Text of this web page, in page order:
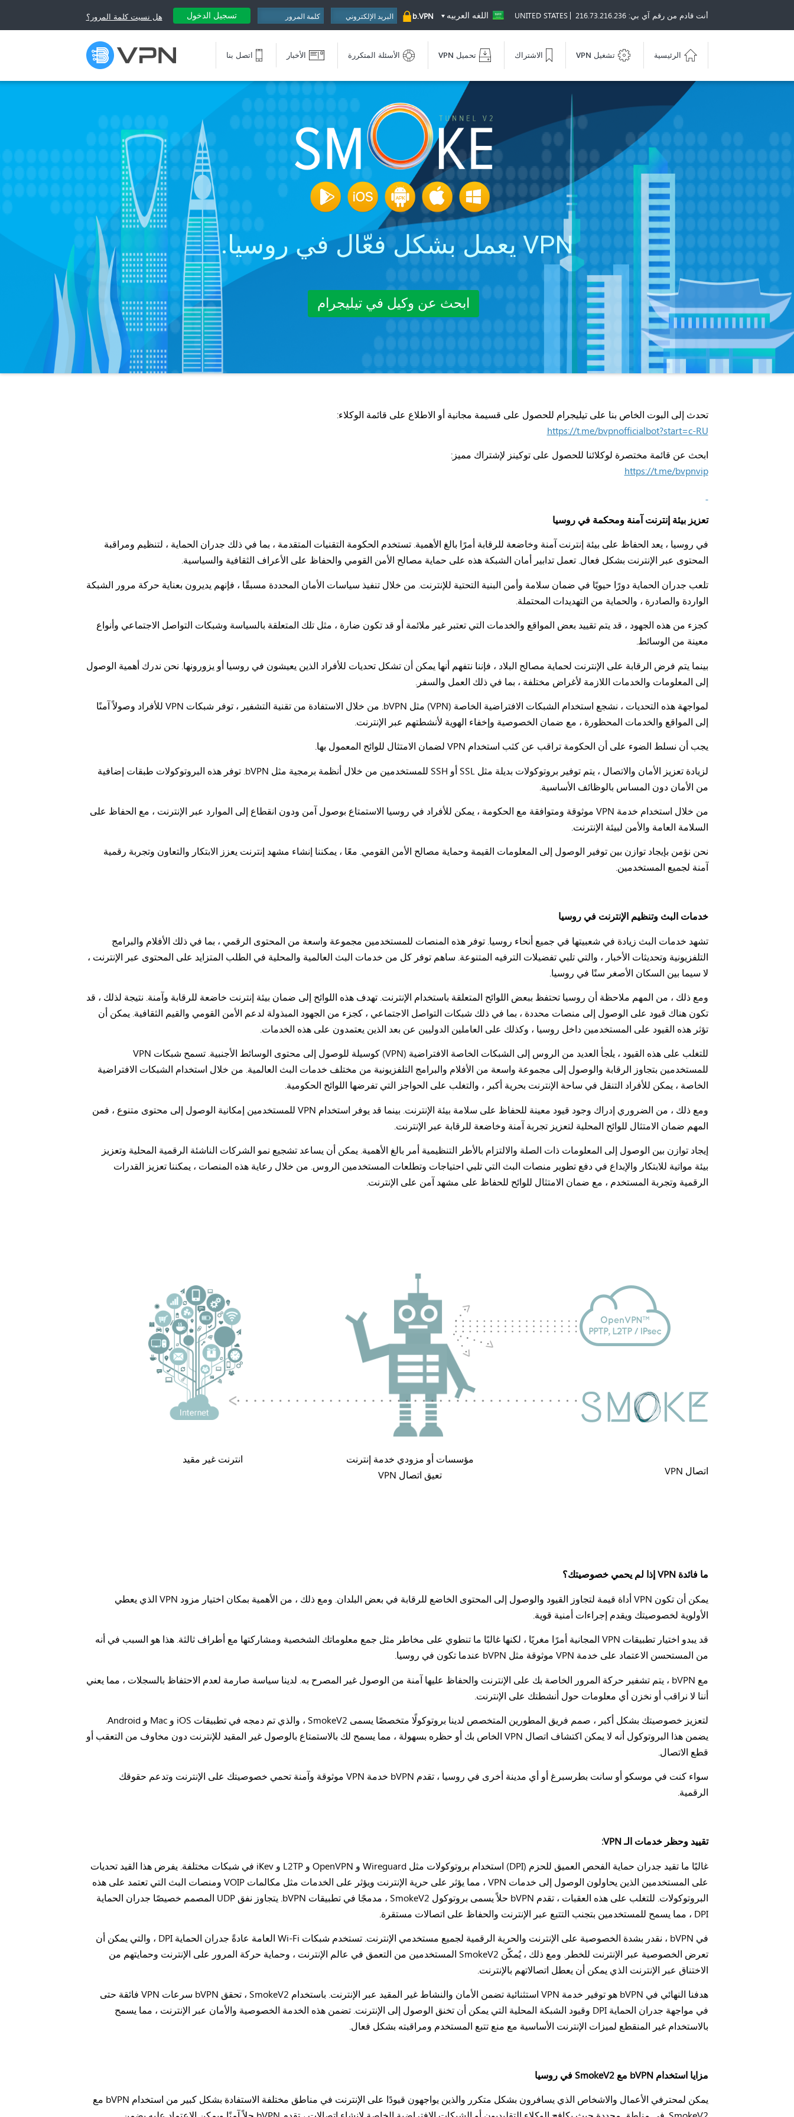
أنت قادم من رقم آي بي: 216.73.216.236 UNITED STATES اللغه العربيه b.VPN تسجيل الدخول هل نسيت كلمة المرور؟
الرئيسية تشغيل VPN الاشتراك تحميل VPN الأسئلة المتكررة الأخبار اتصل بنا
VPN يعمل بشكل فعّال في روسيا.
ابحث عن وكيل في تيليجرام
تحدث إلى البوت الخاص بنا على تيليجرام للحصول على قسيمة مجانية أو الاطلاع على قائمة الوكلاء:
https://t.me/bvpnofficialbot?start=c-RU
ابحث عن قائمة مختصرة لوكلائنا للحصول على توكينز لإشتراك مميز:
https://t.me/bvpnvip
تعزيز بيئة إنترنت آمنة ومحكمة في روسيا
في روسيا ، يعد الحفاظ على بيئة إنترنت آمنة وخاضعة للرقابة أمرًا بالغ الأهمية. تستخدم الحكومة التقنيات المتقدمة ، بما في ذلك جدران الحماية ، لتنظيم ومراقبة
المحتوى عبر الإنترنت بشكل فعال. تعمل تدابير أمان الشبكة هذه على حماية مصالح الأمن القومي والحفاظ على الأعراف الثقافية والسياسية.
تلعب جدران الحماية دورًا حيويًا في ضمان سلامة وأمن البنية التحتية للإنترنت. من خلال تنفيذ سياسات الأمان المحددة مسبقًا ، فإنهم يديرون بعناية حركة مرور الشبكة
الواردة والصادرة ، والحماية من التهديدات المحتملة.
كجزء من هذه الجهود ، قد يتم تقييد بعض المواقع والخدمات التي تعتبر غير ملائمة أو قد تكون ضارة ، مثل تلك المتعلقة بالسياسة وشبكات التواصل الاجتماعي وأنواع
معينة من الوسائط.
بينما يتم فرض الرقابة على الإنترنت لحماية مصالح البلاد ، فإننا نتفهم أنها يمكن أن تشكل تحديات للأفراد الذين يعيشون في روسيا أو يزورونها. نحن ندرك أهمية الوصول
إلى المعلومات والخدمات اللازمة لأغراض مختلفة ، بما في ذلك العمل والسفر.
لمواجهة هذه التحديات ، نشجع استخدام الشبكات الافتراضية الخاصة (VPN) مثل bVPN. من خلال الاستفادة من تقنية التشفير ، توفر شبكات VPN للأفراد وصولاً آمنًا
إلى المواقع والخدمات المحظورة ، مع ضمان الخصوصية وإخفاء الهوية لأنشطتهم عبر الإنترنت.
يجب أن نسلط الضوء على أن الحكومة تراقب عن كثب استخدام VPN لضمان الامتثال للوائح المعمول بها.
لزيادة تعزيز الأمان والاتصال ، يتم توفير بروتوكولات بديلة مثل SSL أو SSH للمستخدمين من خلال أنظمة برمجية مثل bVPN. توفر هذه البروتوكولات طبقات إضافية
من الأمان دون المساس بالوظائف الأساسية.
من خلال استخدام خدمة VPN موثوقة ومتوافقة مع الحكومة ، يمكن للأفراد في روسيا الاستمتاع بوصول آمن ودون انقطاع إلى الموارد عبر الإنترنت ، مع الحفاظ على
السلامة العامة والأمن لبيئة الإنترنت.
نحن نؤمن بإيجاد توازن بين توفير الوصول إلى المعلومات القيمة وحماية مصالح الأمن القومي. معًا ، يمكننا إنشاء مشهد إنترنت يعزز الابتكار والتعاون وتجربة رقمية
آمنة لجميع المستخدمين.
خدمات البث وتنظيم الإنترنت في روسيا
تشهد خدمات البث زيادة في شعبيتها في جميع أنحاء روسيا. توفر هذه المنصات للمستخدمين مجموعة واسعة من المحتوى الرقمي ، بما في ذلك الأفلام والبرامج
التلفزيونية وتحديثات الأخبار ، والتي تلبي تفضيلات الترفيه المتنوعة. ساهم توفر كل من خدمات البث العالمية والمحلية في الطلب المتزايد على المحتوى عبر الإنترنت ،
لا سيما بين السكان الأصغر سنًا في روسيا.
ومع ذلك ، من المهم ملاحظة أن روسيا تحتفظ ببعض اللوائح المتعلقة باستخدام الإنترنت. تهدف هذه اللوائح إلى ضمان بيئة إنترنت خاضعة للرقابة وآمنة. نتيجة لذلك ، قد
تكون هناك قيود على الوصول إلى منصات محددة ، بما في ذلك شبكات التواصل الاجتماعي ، كجزء من الجهود المبذولة لدعم الأمن القومي والقيم الثقافية. يمكن أن
تؤثر هذه القيود على المستخدمين داخل روسيا ، وكذلك على العاملين الدوليين عن بعد الذين يعتمدون على هذه الخدمات.
للتغلب على هذه القيود ، يلجأ العديد من الروس إلى الشبكات الخاصة الافتراضية (VPN) كوسيلة للوصول إلى محتوى الوسائط الأجنبية. تسمح شبكات VPN
للمستخدمين بتجاوز الرقابة والوصول إلى مجموعة واسعة من الأفلام والبرامج التلفزيونية من مختلف خدمات البث العالمية. من خلال استخدام الشبكات الافتراضية
الخاصة ، يمكن للأفراد التنقل في ساحة الإنترنت بحرية أكبر ، والتغلب على الحواجز التي تفرضها اللوائح الحكومية.
ومع ذلك ، من الضروري إدراك وجود قيود معينة للحفاظ على سلامة بيئة الإنترنت. بينما قد يوفر استخدام VPN للمستخدمين إمكانية الوصول إلى محتوى متنوع ، فمن
المهم ضمان الامتثال للوائح المحلية لتعزيز تجربة آمنة وخاضعة للرقابة عبر الإنترنت.
إيجاد توازن بين الوصول إلى المعلومات ذات الصلة والالتزام بالأطر التنظيمية أمر بالغ الأهمية. يمكن أن يساعد تشجيع نمو الشركات الناشئة الرقمية المحلية وتعزيز
بيئة مواتية للابتكار والإبداع في دفع تطوير منصات البث التي تلبي احتياجات وتطلعات المستخدمين الروس. من خلال رعاية هذه المنصات ، يمكننا تعزيز القدرات
الرقمية وتجربة المستخدم ، مع ضمان الامتثال للوائح للحفاظ على مشهد آمن على الإنترنت.
اتصال VPN
مؤسسات أو مزودي خدمة إنترنت
تعيق اتصال VPN
انترنت غير مقيد
ما فائدة VPN إذا لم يحمي خصوصيتك؟
يمكن أن تكون VPN أداة قيمة لتجاوز القيود والوصول إلى المحتوى الخاضع للرقابة في بعض البلدان. ومع ذلك ، من الأهمية بمكان اختيار مزود VPN الذي يعطي
الأولوية لخصوصيتك ويقدم إجراءات أمنية قوية.
قد يبدو اختيار تطبيقات VPN المجانية أمرًا مغريًا ، لكنها غالبًا ما تنطوي على مخاطر مثل جمع معلوماتك الشخصية ومشاركتها مع أطراف ثالثة. هذا هو السبب في أنه
من المستحسن الاعتماد على خدمة VPN موثوقة مثل bVPN عندما تكون في روسيا.
مع bVPN ، يتم تشفير حركة المرور الخاصة بك على الإنترنت والحفاظ عليها آمنة من الوصول غير المصرح به. لدينا سياسة صارمة لعدم الاحتفاظ بالسجلات ، مما يعني
أننا لا نراقب أو نخزن أي معلومات حول أنشطتك على الإنترنت.
يضمن هذا البروتوكول أنه لا يمكن اكتشاف اتصال VPN الخاص بك أو حظره بسهولة ، مما يسمح لك بالاستمتاع بالوصول غير المقيد للإنترنت دون مخاوف من التعقب أو
قطع الاتصال.
سواء كنت في موسكو أو سانت بطرسبرغ أو أي مدينة أخرى في روسيا ، تقدم bVPN خدمة VPN موثوقة وآمنة تحمي خصوصيتك على الإنترنت وتدعم حقوقك
الرقمية.
تقييد وحظر خدمات الـ VPN:
غالبًا ما تقيد جدران حماية الفحص العميق للحزم (DPI) استخدام بروتوكولات مثل Wireguard و OpenVPN و L2TP و iKev في شبكات مختلفة. يفرض هذا القيد تحديات
على المستخدمين الذين يحاولون الوصول إلى خدمات VPN ، مما يؤثر على حرية الإنترنت ويؤثر على الخدمات مثل مكالمات VOIP ومنصات البث التي تعتمد على هذه
البروتوكولات. للتغلب على هذه العقبات ، تقدم bVPN حلاً يسمى بروتوكول SmokeV2 ، مدمجًا في تطبيقات bVPN. يتجاوز نفق UDP المصمم خصيصًا جدران الحماية
DPI ، مما يسمح للمستخدمين بتجنب التتبع عبر الإنترنت والحفاظ على اتصالات مستقرة.
في bVPN ، نقدر بشدة الخصوصية على الإنترنت والحرية الرقمية لجميع مستخدمي الإنترنت. تستخدم شبكات Wi-Fi العامة عادةً جدران الحماية DPI ، والتي يمكن أن
تعرض الخصوصية عبر الإنترنت للخطر. ومع ذلك ، يُمكّن SmokeV2 المستخدمين من التعمق في عالم الإنترنت ، وحماية حركة المرور على الإنترنت وحمايتهم من
الاختناق عبر الإنترنت الذي يمكن أن يعطل اتصالاتهم بالإنترنت.
هدفنا النهائي في bVPN هو توفير خدمة VPN استثنائية تضمن الأمان والنشاط غير المقيد عبر الإنترنت. باستخدام SmokeV2 ، تحقق bVPN سرعات VPN فائقة حتى
في مواجهة جدران الحماية DPI وقيود الشبكة المحلية التي يمكن أن تخنق الوصول إلى الإنترنت. تضمن هذه الخدمة الخصوصية والأمان عبر الإنترنت ، مما يسمح
بالاستخدام غير المنقطع لميزات الإنترنت الأساسية مع منع تتبع المستخدم ومراقبته بشكل فعال.
مزايا استخدام bVPN مع SmokeV2 في روسيا
يمكن لمحترفي الأعمال والاشخاص الذي يسافرون بشكل متكرر والذين يواجهون قيودًا على الإنترنت في مناطق مختلفة الاستفادة بشكل كبير من استخدام bVPN مع